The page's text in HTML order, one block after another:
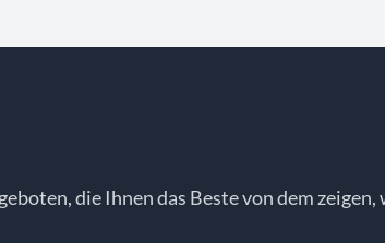
die Ihnen das Beste von dem zeigen,